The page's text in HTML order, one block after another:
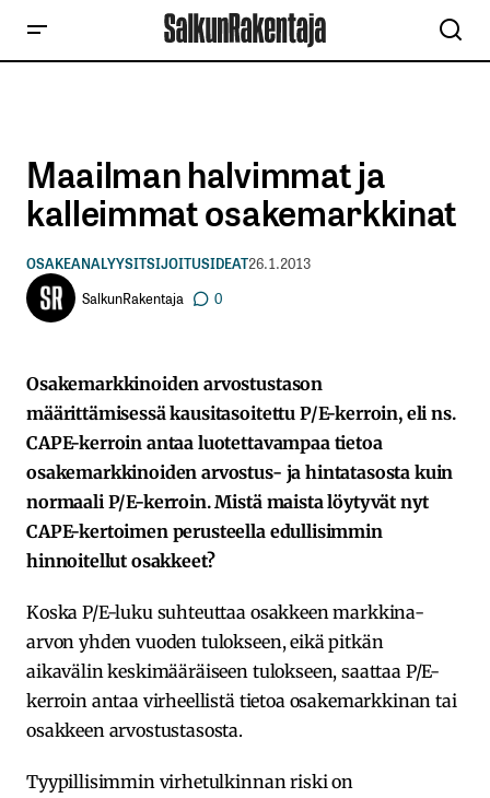
Maailman halvimmat ja
kalleimmat osakemarkkinat
OSAKEANALYYSITSIJOITUSIDEAT26.1.2013
SalkunRakentaja
0
Osakemarkkinoiden arvostustason
määrittämisessä kausitasoitettu P/E-kerroin, eli ns.
CAPE-kerroin antaa luotettavampaa tietoa
osakemarkkinoiden arvostus- ja hintatasosta kuin
normaali P/E-kerroin. Mistä maista löytyvät nyt
CAPE-kertoimen perusteella edullisimmin
hinnoitellut osakkeet?
Koska P/E-luku suhteuttaa osakkeen markkina-
arvon yhden vuoden tulokseen, eikä pitkän
aikavälin keskimääräiseen tulokseen, saattaa P/E-
kerroin antaa virheellistä tietoa osakemarkkinan tai
osakkeen arvostustasosta.
Tyypillisimmin virhetulkinnan riski on